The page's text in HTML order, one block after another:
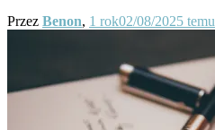
Przez Benon, 1 rok02/08/2025 temu